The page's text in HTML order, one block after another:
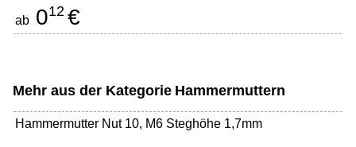
ab 012 €
Mehr aus der Kategorie Hammermuttern
Hammermutter Nut 10, M6 Steghöhe 1,7mm